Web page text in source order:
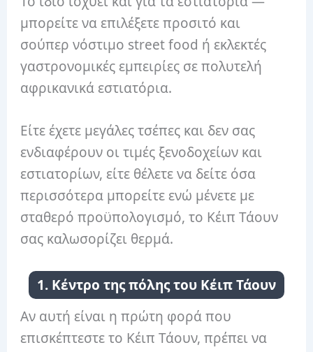
μπορείτε να επιλέξετε προσιτό και
σούπερ νόστιμο street food ή εκλεκτές
γαστρονομικές εμπειρίες σε πολυτελή
αφρικανικά εστιατόρια.
Είτε έχετε μεγάλες τσέπες και δεν σας
ενδιαφέρουν οι τιμές ξενοδοχείων και
εστιατορίων, είτε θέλετε να δείτε όσα
περισσότερα μπορείτε ενώ μένετε με
σταθερό προϋπολογισμό, το Κέιπ Τάουν
σας καλωσορίζει θερμά.
1. Κέντρο της πόλης του Κέιπ Τάουν
Αν αυτή είναι η πρώτη φορά που
επισκέπτεστε το Κέιπ Τάουν, πρέπει να